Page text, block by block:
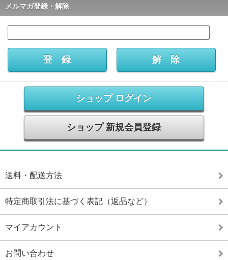
メルマガ登録・解除
ショップ ログイン
ショップ 新規会員登録
送料・配送方法
特定商取引法に基づく表記（返品など）
マイアカウント
お問い合わせ